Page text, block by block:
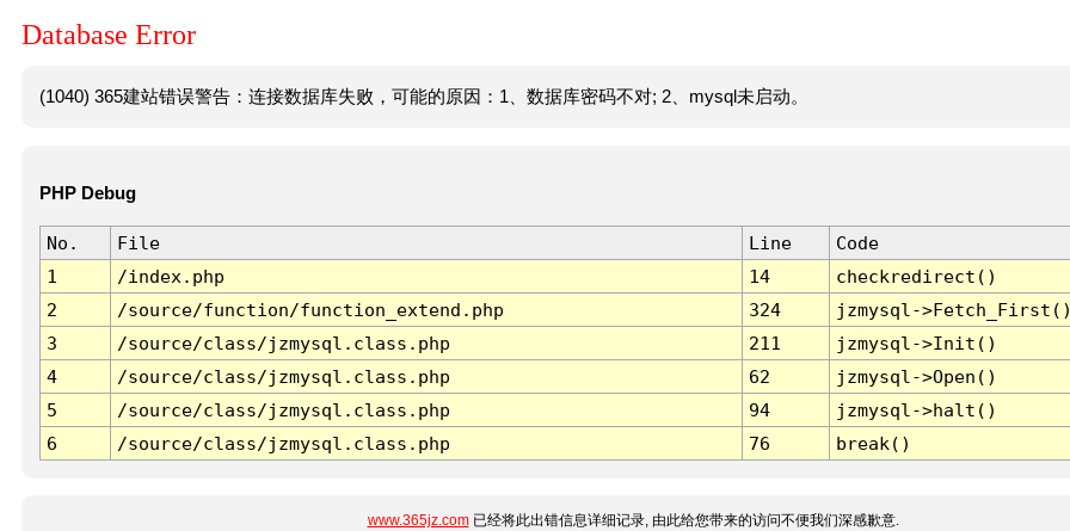
Database Error
(1040) 365建站错误警告：连接数据库失败，可能的原因：1、数据库密码不对; 2、mysql未启动。
PHP Debug
No. File Line
Code
1
/index.php 14
checkredirect()
2
/source/function/function_extend.php 324
jzmysql-
3
/source/class/jzmysql.class.php 211
jzmysql->Init()
4
/source/class/jzmysql.class.php 62
jzmysql->Open()
5
/source/class/jzmysql.class.php 94
jzmysql->halt()
6
/source/class/jzmysql.class.php 76 break()
www.365jz.com已经将此出错信息详细记录, 由此给您带来的访问不便我们深感歉意.